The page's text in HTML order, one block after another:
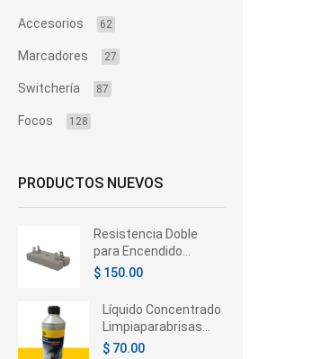
Accesorios 62
Marcadores 27
Switchería 87
Focos 128
PRODUCTOS NUEVOS
Resistencia Doble
para Encendido
Electrónico 4
Automotive
$ 150.00
Líquido Concentrado
Limpiaparabrisas
Hella 350ml –
$ 70.00